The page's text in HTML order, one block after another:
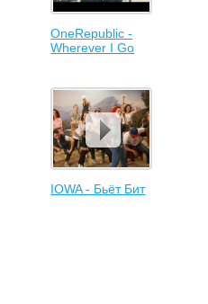
OneRepublic -
Wherever I Go
IOWA - Бьёт Бит